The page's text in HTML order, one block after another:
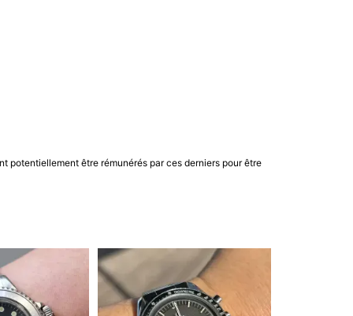
potentiellement être rémunérés par ces derniers pour être